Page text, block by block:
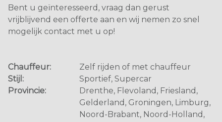
Bent u geïnteresseerd, vraag dan gerust
vrijblijvend een offerte aan en wij nemen zo snel
mogelijk contact met u op!
Chauffeur:
Zelf rijden of met chauffeur
Stijl:
Sportief, Supercar
Provincie:
Drenthe, Flevoland, Friesland,
Gelderland, Groningen, Limburg,
Noord-Brabant, Noord-Holland,